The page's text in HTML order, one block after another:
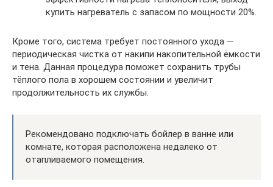
купить нагреватель с запасом по мощности 20%.
Кроме того, система требует постоянного ухода —
периодическая чистка от накипи накопительной ёмкости
и тена. Данная процедура поможет сохранить трубы
тёплого пола в хорошем состоянии и увеличит
продолжительность их службы.
Рекомендовано подключать бойлер в ванне или
комнате, которая расположена недалеко от
отапливаемого помещения.